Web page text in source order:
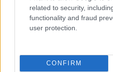
related to security,
functionality and fraud
user protection.
CONFIRM
Calangianus, dopo
accoglienza minori
Olbia, divieto di